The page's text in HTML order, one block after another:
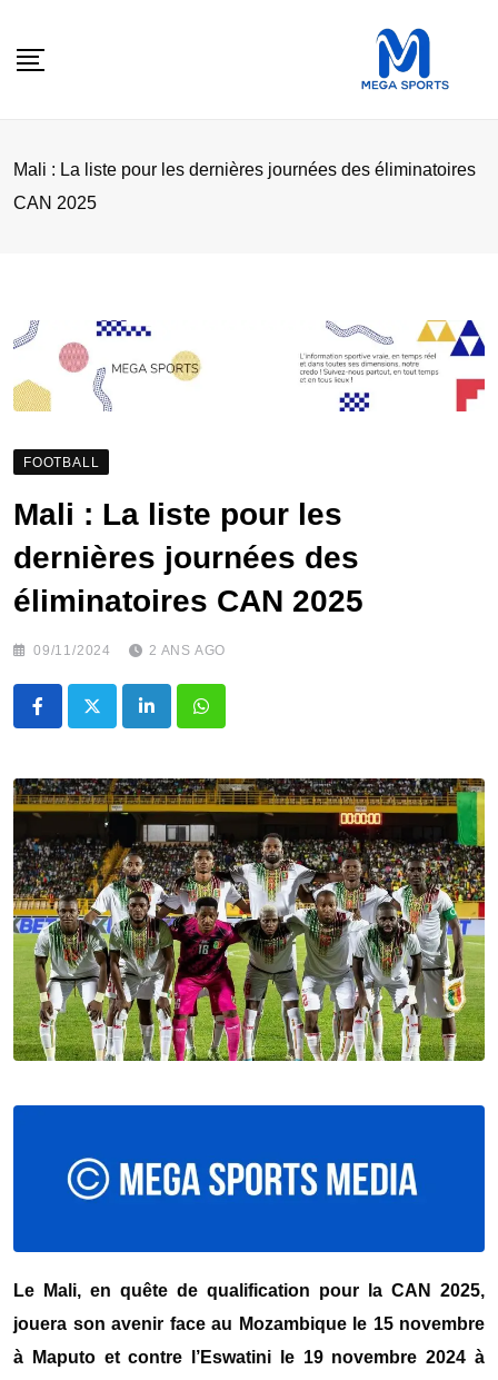
Mali : La liste pour les dernières journées des éliminatoires
CAN 2025
FOOTBALL
Mali : La liste pour les
dernières journées des
éliminatoires CAN 2025
09/11/2024 2 ANS AGO
LinkedInWhatsapp
Le Mali, en quête de qualification pour la CAN 2025,
jouera son avenir face au Mozambique le 15 novembre
à Maputo et contre l’Eswatini le 19 novembre 2024 à